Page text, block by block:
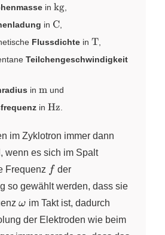
in \text{kg}
kg
in \text{C}
C,
Flussdichtein \text{T}
T,
Teilchengeschwindigkeit
in\text{m}
m und
in \text{Hz}
Hz
im Zyklotron immer dann
wenn es sich im Spalt
Frequenz ff der
so gewählt werden, dass sie
\omega
ω im Takt ist, dadurch
der Elektroden wie beim